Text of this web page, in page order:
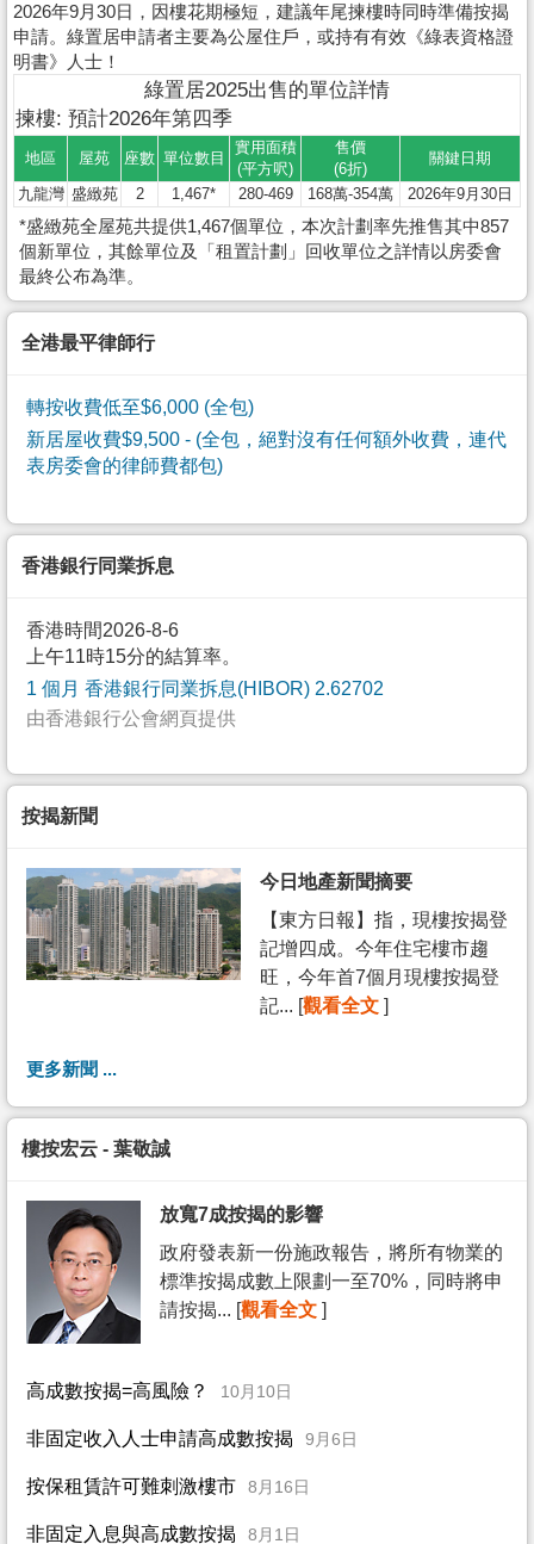
2026年9月30日，因樓花期極短，建議年尾揀樓時同時準備按揭
申請。綠置居申請者主要為公屋住戶，或持有有效《綠表資格證
明書》人士！
綠置居2025出售的單位詳情
揀樓: 預計2026年第四季
地區 屋苑 座數 單位數目
實用面積
(平方呎)
售價
(6折)
關鍵日期
九龍灣 盛緻苑 2 1,467* 280-469 168萬-354萬 2026年9月30日
*盛緻苑全屋苑共提供1,467個單位，本次計劃率先推售其中857
個新單位，其餘單位及「租置計劃」回收單位之詳情以房委會
最終公布為準。
全港最平律師行
轉按收費低至$6,000 (全包)
新居屋收費$9,500 - (全包，絕對沒有任何額外收費，連代
表房委會的律師費都包)
香港銀行同業拆息
香港時間2026-8-6
上午11時15分的結算率。
1 個月 香港銀行同業拆息(HIBOR) 2.62702
由香港銀行公會網頁提供
按揭新聞
今日地產新聞摘要
【東方日報】指，現樓按揭登
記增四成。今年住宅樓市趨
旺，今年首7個月現樓按揭登
記... [觀看全文 ]
更多新聞 ...
樓按宏云 - 葉敬誠
放寬7成按揭的影響
政府發表新一份施政報告，將所有物業的
標準按揭成數上限劃一至70%，同時將申
請按揭... [觀看全文 ]
高成數按揭=高風險？ 10月10日
非固定收入人士申請高成數按揭 9月6日
按保租賃許可難刺激樓市 8月16日
非固定入息與高成數按揭 8月1日